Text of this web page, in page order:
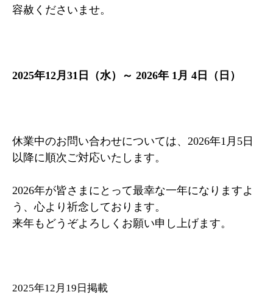
容赦くださいませ。
2025年12月31日（水）～ 2026年 1月 4日（日）
休業中のお問い合わせについては、2026年1月5日
以降に順次ご対応いたします。
2026年が皆さまにとって最幸な一年になりますよ
う、心より祈念しております。
来年もどうぞよろしくお願い申し上げます。
2025年12月19日掲載